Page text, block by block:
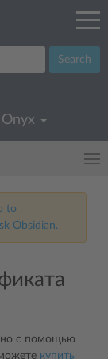
Search
Onyx
to
Obsidian.
с помощью
купить